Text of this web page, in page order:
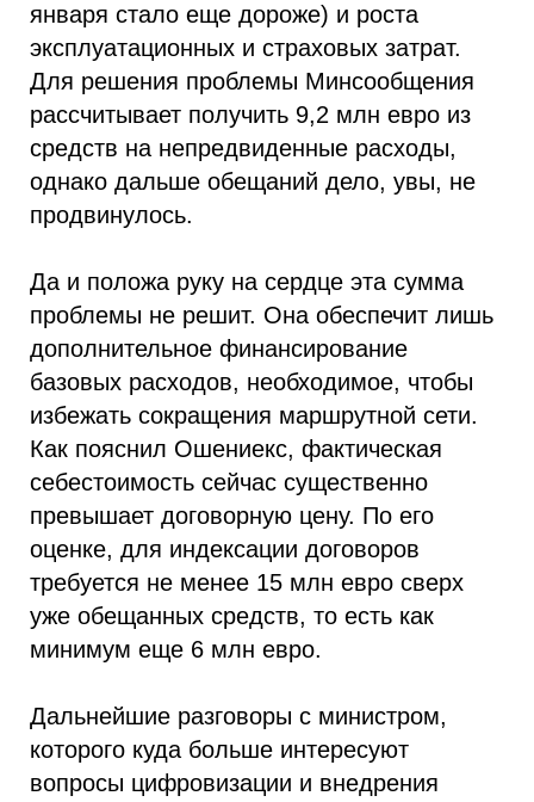
января стало еще дороже) и роста
эксплуатационных и страховых затрат.
Для решения проблемы Минсообщения
рассчитывает получить 9,2 млн евро из
средств на непредвиденные расходы,
однако дальше обещаний дело, увы, не
продвинулось.
Да и положа руку на сердце эта сумма
проблемы не решит. Она обеспечит лишь
дополнительное финансирование
базовых расходов, необходимое, чтобы
избежать сокращения маршрутной сети.
Как пояснил Ошениекс, фактическая
себестоимость сейчас существенно
превышает договорную цену. По его
оценке, для индексации договоров
требуется не менее 15 млн евро сверх
уже обещанных средств, то есть как
минимум еще 6 млн евро.
Дальнейшие разговоры с министром,
которого куда больше интересуют
вопросы цифровизации и внедрения